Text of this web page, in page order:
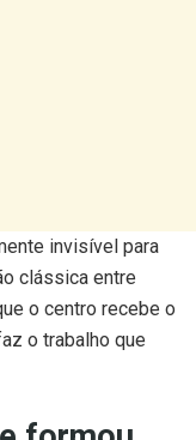
invisível para
clássica entre
o centro recebe o
o trabalho que